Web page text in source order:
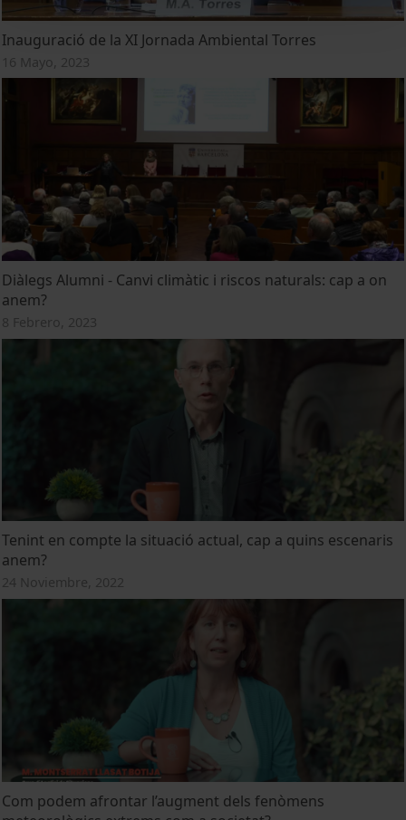
Inauguració de la XI Jornada Ambiental Torres
16 Mayo, 2023
Diàlegs Alumni - Canvi climàtic i riscos naturals: cap a on
anem?
8 Febrero, 2023
Tenint en compte la situació actual, cap a quins escenaris
anem?
24 Noviembre, 2022
Com podem afrontar l’augment dels fenòmens